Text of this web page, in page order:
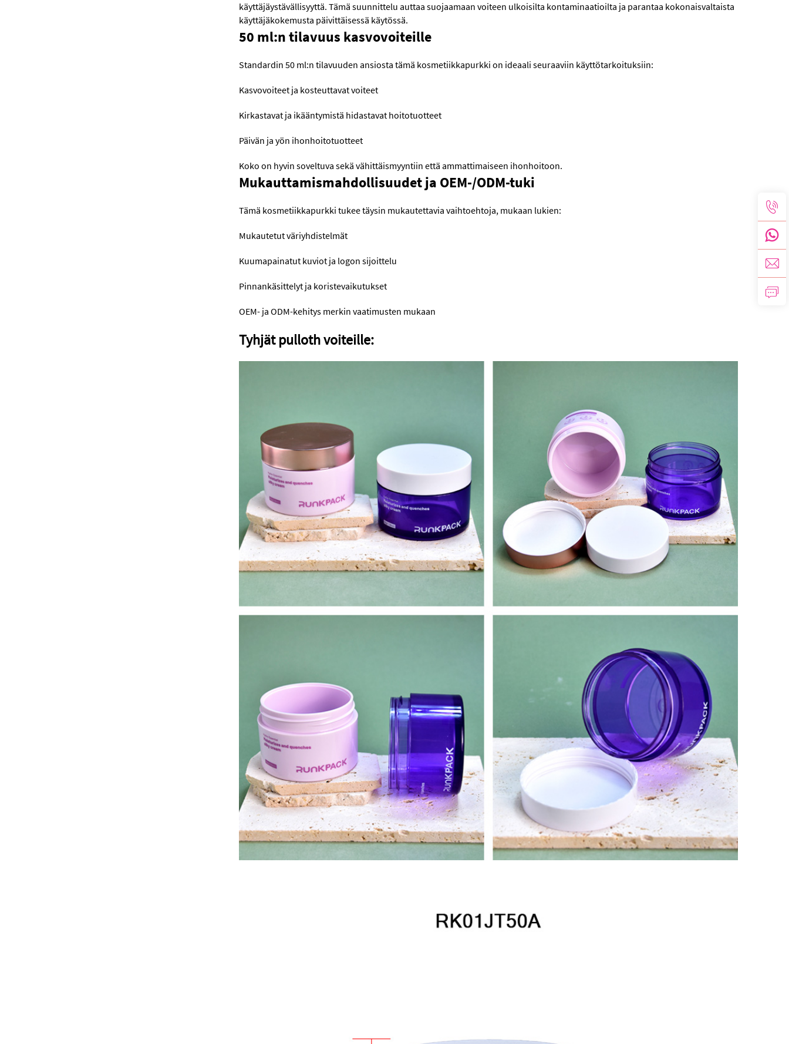
käyttäjäystävällisyyttä. Tämä suunnittelu auttaa suojaamaan voiteen ulkoisilta kontaminaatioilta ja parantaa kokonaisvaltaista
käyttäjäkokemusta päivittäisessä käytössä.
50 ml:n tilavuus kasvovoiteille
Standardin 50 ml:n tilavuuden ansiosta tämä kosmetiikkapurkki on ideaali seuraaviin käyttötarkoituksiin:
Kasvovoiteet ja kosteuttavat voiteet
Kirkastavat ja ikääntymistä hidastavat hoitotuotteet
Päivän ja yön ihonhoitotuotteet
Koko on hyvin soveltuva sekä vähittäismyyntiin että ammattimaiseen ihonhoitoon.
Mukauttamismahdollisuudet ja OEM-/ODM-tuki
Tämä kosmetiikkapurkki tukee täysin mukautettavia vaihtoehtoja, mukaan lukien:
Mukautetut väriyhdistelmät
Kuumapainatut kuviot ja logon sijoittelu
Pinnankäsittelyt ja koristevaikutukset
OEM- ja ODM-kehitys merkin vaatimusten mukaan
Tyhjät pulloth voiteille: